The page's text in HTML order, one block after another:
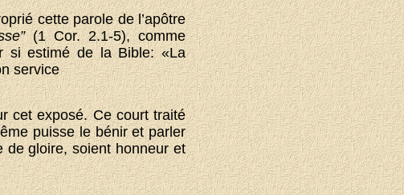
cette parole de l’apôtre
(1 Cor. 2.1-5), comme
si estimé de la Bible: «La
service
cet exposé. Ce court traité
puisse le bénir et parler
de gloire, soient honneur et